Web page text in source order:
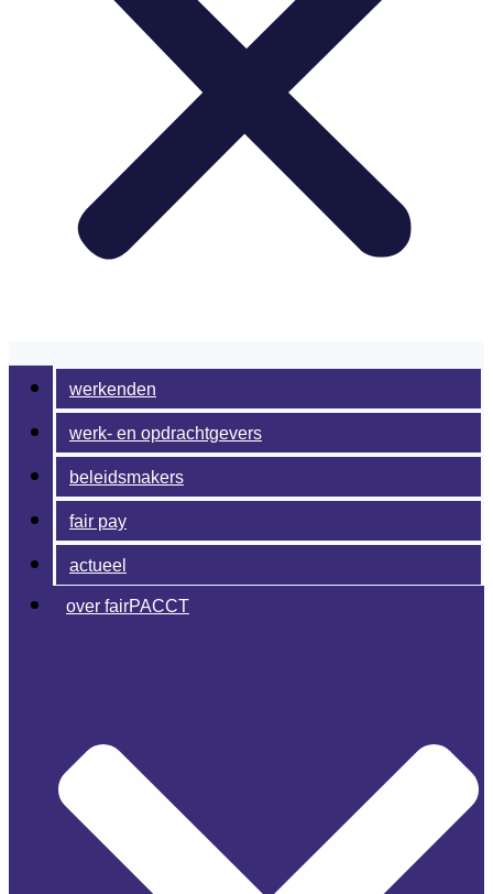
werkenden
werk- en opdrachtgevers
beleidsmakers
fair pay
actueel
over fairPACCT